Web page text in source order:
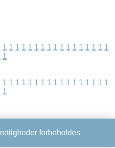
1 1 1 1 1 1 1 1 1 1 1 1 1 1 1 1 1
1
1 1 1 1 1 1 1 1 1 1 1 1 1 1 1 1 1
1
forbeholdes